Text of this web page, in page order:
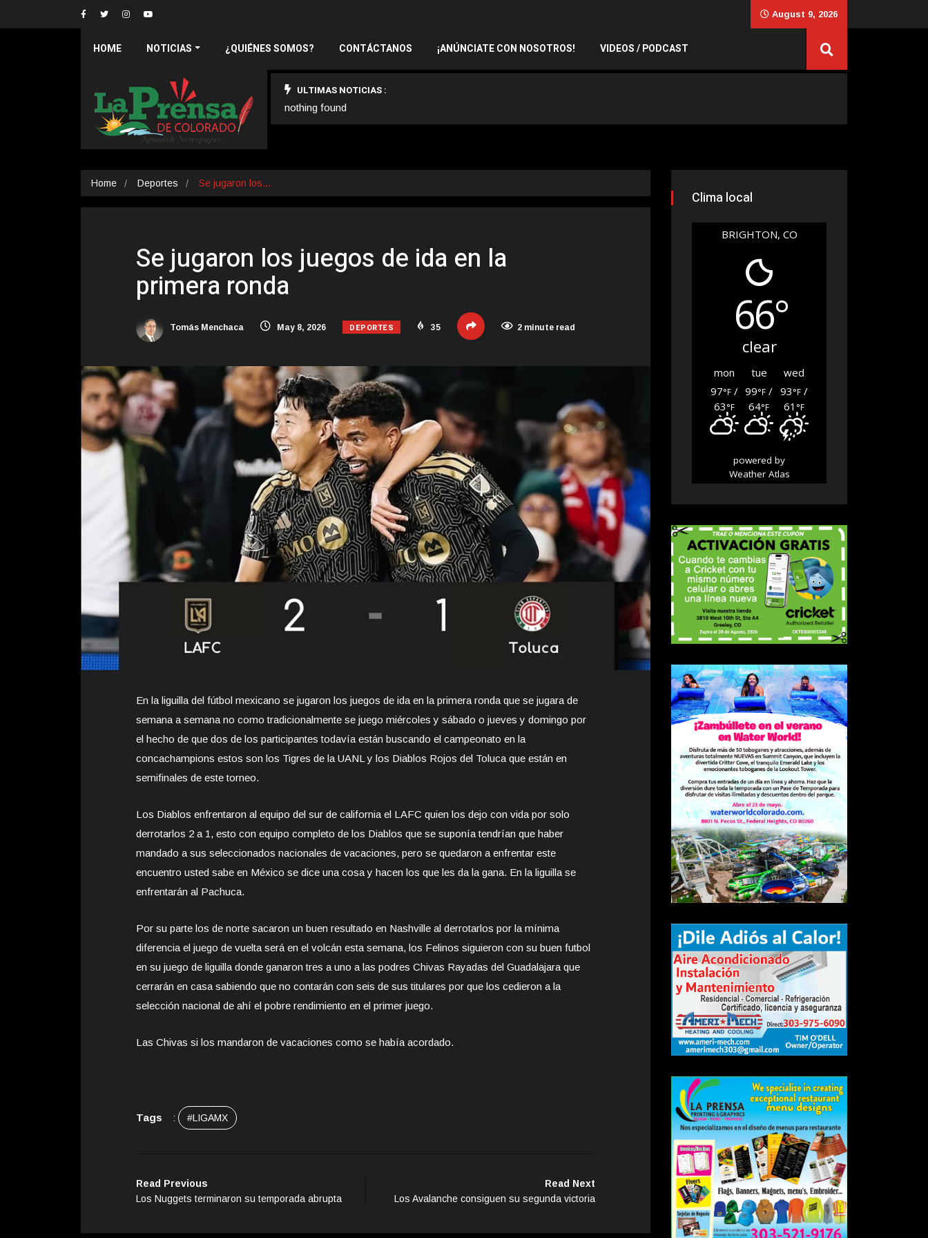
August 9, 2026
HOME NOTICIAS ¿QUIÉNES SOMOS? CONTÁCTANOS ¡ANÚNCIATE CON NOSOTROS! VIDEOS / PODCAST
ULTIMAS NOTICIAS :
nothing found
Home Deportes Se jugaron los…
Se jugaron los juegos de ida en la
primera ronda
Tomás Menchaca May 8, 2026 DEPORTES 35 2 minute read
En la liguilla del fútbol mexicano se jugaron los juegos de ida en la primera ronda que se jugara de
semana a semana no como tradicionalmente se juego miércoles y sábado o jueves y domingo por
el hecho de que dos de los participantes todavía están buscando el campeonato en la
concachampions estos son los Tigres de la UANL y los Diablos Rojos del Toluca que están en
semifinales de este torneo.
Los Diablos enfrentaron al equipo del sur de california el LAFC quien los dejo con vida por solo
derrotarlos 2 a 1, esto con equipo completo de los Diablos que se suponía tendrían que haber
mandado a sus seleccionados nacionales de vacaciones, pero se quedaron a enfrentar este
encuentro usted sabe en México se dice una cosa y hacen los que les da la gana. En la liguilla se
enfrentarán al Pachuca.
Por su parte los de norte sacaron un buen resultado en Nashville al derrotarlos por la mínima
diferencia el juego de vuelta será en el volcán esta semana, los Felinos siguieron con su buen futbol
en su juego de liguilla donde ganaron tres a uno a las podres Chivas Rayadas del Guadalajara que
cerrarán en casa sabiendo que no contarán con seis de sus titulares por que los cedieron a la
selección nacional de ahí el pobre rendimiento en el primer juego.
Las Chivas si los mandaron de vacaciones como se había acordado.
Tags : #LIGAMX
Read Previous
Los Nuggets terminaron su temporada abrupta
Read Next
Los Avalanche consiguen su segunda victoria
Clima local
BRIGHTON, CO
66°
clear
mon tue
wed
97°F /
63°F
99°F /
64°F
93°F/
61 °F
powered by
Weather Atlas